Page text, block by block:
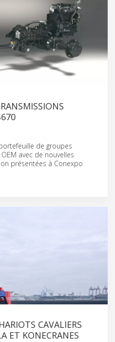
de groupes
avec de nouvelles
présentées à Conexpo
CAVALIERS
ET KONECRANES